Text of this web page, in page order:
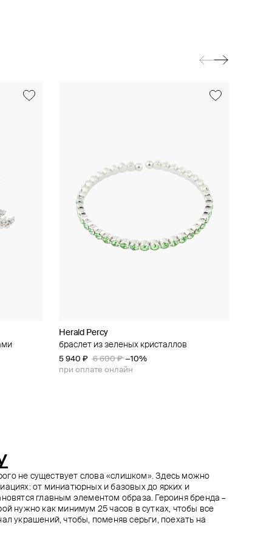
Herald Percy
браслет из зеленых кристаллов
5 940 ₽ 6 600 ₽ −10%
при оплате онлайн
Herald Percy
серебристая брошь с крупным
прозрачным камнем
6 500 ₽
Herald Percy
чокер с черными кристаллами и крестом
7 650 ₽ 8 500 ₽ −10%
при оплате онлайн
Aloud
гладкое золотистое кольцо
5 850 ₽ 6 500 ₽ −10%
при оплате онлайн
не существует слова «слишком». Здесь можно
от миниатюрных и базовых до ярких и
главным элементом образа. Героиня бренда –
нужно как минимум 25 часов в сутках, чтобы все
украшений, чтобы, поменяв серьги, поехать на